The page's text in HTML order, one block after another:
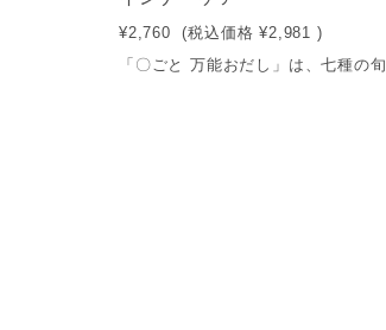
¥2,760 (税込価格 ¥2,981 )